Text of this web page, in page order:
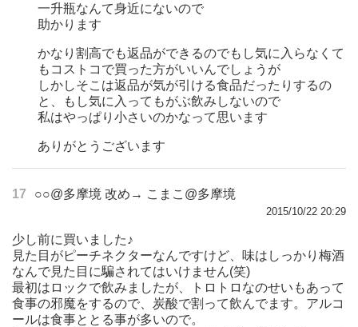
一升瓶なんて身近にないので
助かります
かなり割高でも返品ができるのでもし気に入らなくて
もコストコで買った方がいいんでしょうが
しかしそこは返品が気が引ける食品だったりするの
と、もし気に入ってもがぶ飲みしないので
私はやっぱり小さいのかなって思います
ありがとうございます
17 ○○@多摩境 改め→ こまこ@多摩境
2015/10/22 20:29
少し前に買いました♪
見た目がピーチネクターなんですけど、味はしっかり梅酒
なんで見た目に騙されてはいけません(笑)
最初はロックで飲みましたが、トロトロなのせいもあって
食事の邪魔をするので、炭酸で割って飲んでます。アルコ
ールは食事ととる事が多いので。